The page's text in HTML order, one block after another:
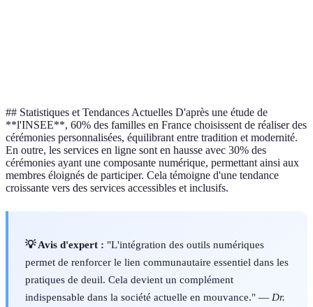
## Statistiques et Tendances Actuelles D'après une étude de
**l'INSEE**, 60% des familles en France choisissent de réaliser des
cérémonies personnalisées, équilibrant entre tradition et modernité.
En outre, les services en ligne sont en hausse avec 30% des
cérémonies ayant une composante numérique, permettant ainsi aux
membres éloignés de participer. Cela témoigne d'une tendance
croissante vers des services accessibles et inclusifs.
💡 Avis d'expert : "L'intégration des outils numériques
permet de renforcer le lien communautaire essentiel dans les
pratiques de deuil. Cela devient un complément
indispensable dans la société actuelle en mouvance." — Dr.